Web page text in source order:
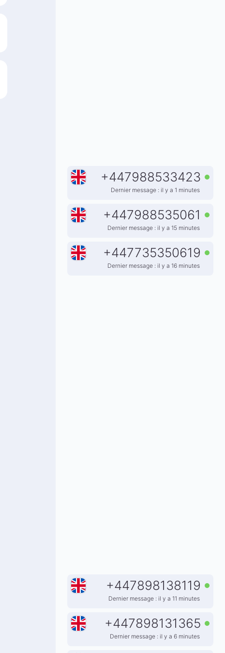
+447988533423
Dernier message : il y a 1 minutes
+447988535061
Dernier message : il y a 15 minutes
+447735350619
Dernier message : il y a 16 minutes
+447898138119
Dernier message : il y a 11 minutes
+447898131365
Dernier message : il y a 6 minutes